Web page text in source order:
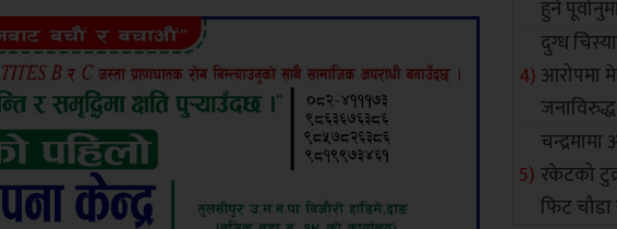
हुने
दुग्ध
आरोपमा
जनाविरुद्ध
रकेटको
फिट